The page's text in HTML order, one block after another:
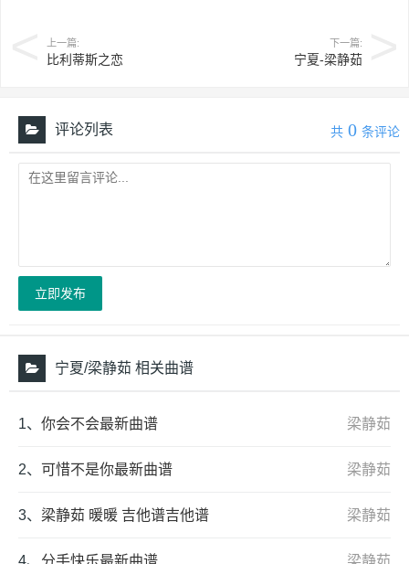
上一篇:
比利蒂斯之恋
下一篇:
宁夏-梁静茹
共 0 条评论
评论列表
立即发布
宁夏/梁静茹 相关曲谱
梁静茹
1、 你会不会最新曲谱
梁静茹
2、 可惜不是你最新曲谱
梁静茹
3、 梁静茹 暖暖 吉他谱吉他谱
梁静茹
4、 分手快乐最新曲谱